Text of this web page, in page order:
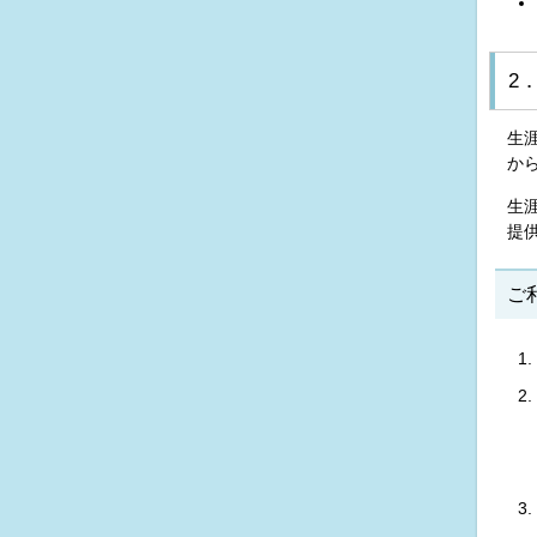
2
生
か
生
提
ご